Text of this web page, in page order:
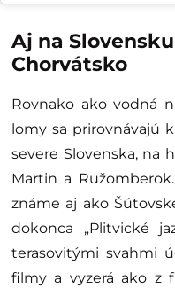
Aj na
Chorvátsko
Rovnako ako vodná
lomy sa prirovnávajú
severe Slovenska, na
Martin a
známe aj ako
dokonca „Plitvické
terasovitými svahmi
filmy a vyzerá ako z